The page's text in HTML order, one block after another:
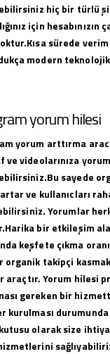
hiç bir türlü
için hesabınızın
sürede
modern
yorum hilesi
yorum arttırma
ve videolarınıza yorum
sayede
artar ve kullanıcları
Yorumlar
bir etkileşim
keşfete çıkma
organik takipçi
araçtır. Yorum hilesi
gereken bir
kurulması
olarak size